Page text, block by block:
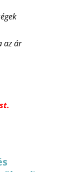
az ár